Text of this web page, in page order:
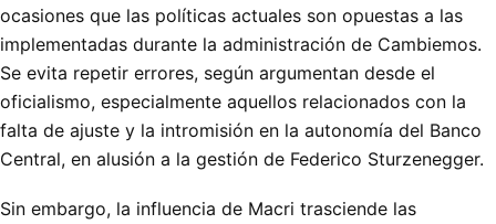
ocasiones que las políticas actuales son opuestas a las
implementadas durante la administración de Cambiemos.
Se evita repetir errores, según argumentan desde el
oficialismo, especialmente aquellos relacionados con la
falta de ajuste y la intromisión en la autonomía del Banco
Central, en alusión a la gestión de Federico Sturzenegger.
Sin embargo, la influencia de Macri trasciende las